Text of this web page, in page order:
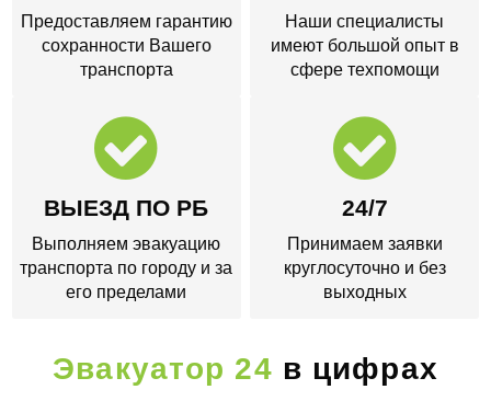
Предоставляем гарантию
сохранности Вашего
транспорта
Наши специалисты
имеют большой опыт в
сфере техпомощи
ВЫЕЗД ПО РБ
Выполняем эвакуацию
транспорта по городу и за
его пределами
24/7
Принимаем заявки
круглосуточно и без
выходных
Эвакуатор 24 в цифрах